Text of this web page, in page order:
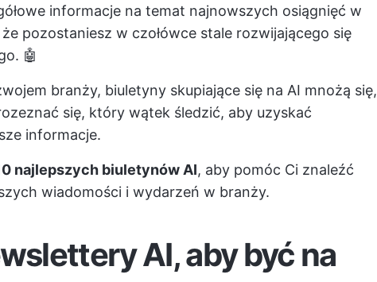
informacje na temat najnowszych osiągnięć w
pozostaniesz w czołówce stale rozwijającego się
🤖
branży, biuletyny skupiające się na AI mnożą się,
się, który wątek śledzić, aby uzyskać
informacje.
najlepszych biuletynów AI, aby pomóc Ci znaleźć
wiadomości i wydarzeń w branży.
AI, aby być na